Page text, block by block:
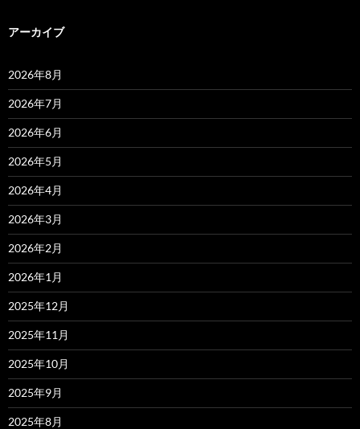
アーカイブ
2026年8月
2026年7月
2026年6月
2026年5月
2026年4月
2026年3月
2026年2月
2026年1月
2025年12月
2025年11月
2025年10月
2025年9月
2025年8月